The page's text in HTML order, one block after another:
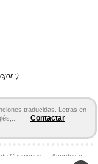
:)
traducidas. Letras en
Contactar
Canciones
Acordes y